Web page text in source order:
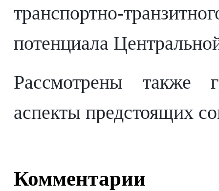
транспортно-
потенциала
Рассмотрены также
аспекты предстоящих
Комментарии